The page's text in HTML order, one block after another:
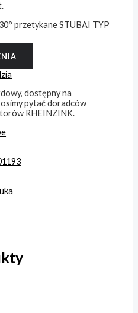
przetykane STUBAI TYP
dostępny na
pytać doradców
RHEINZINK.